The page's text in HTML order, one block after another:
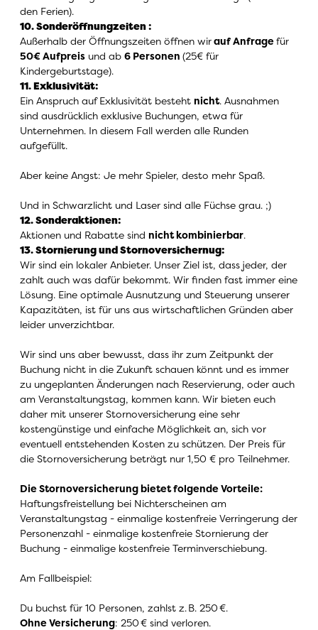
den Ferien).
10. Sonderöffnungzeiten:
Außerhalb der Öffnungszeiten öffnen wirauf Anfragefür
50€ Aufpreis und ab 6 Personen (25€ für
Kindergeburtstage).
11. Exklusivität:
Ein Anspruch auf Exklusivität besteht nicht. Ausnahmen
sind ausdrücklich exklusive Buchungen, etwa für
Unternehmen. In diesem Fall werden alle Runden
aufgefüllt.
Aber keine Angst: Je mehr Spieler, desto mehr Spaß.
Und in Schwarzlicht und Laser sind alle Füchse grau. ;)
12. Sonderaktionen:
Aktionen und Rabatte sind nicht kombinierbar.
13. Stornierung und Stornoversichernug:
Wir sind ein lokaler Anbieter. Unser Ziel ist, dass jeder, der
zahlt auch was dafür bekommt. Wir finden fast immer eine
Lösung. Eine optimale Ausnutzung und Steuerung unserer
Kapazitäten, ist für uns aus wirtschaftlichen Gründen aber
leider unverzichtbar.
Wir sind uns aber bewusst, dass ihr zum Zeitpunkt der
Buchung nicht in die Zukunft schauen könnt und es immer
zu ungeplanten Änderungen nach Reservierung, oder auch
am Veranstaltungstag, kommen kann. Wir bieten euch
daher mit unserer Stornoversicherung eine sehr
kostengünstige und einfache Möglichkeit an, sich vor
eventuell entstehenden Kosten zu schützen. Der Preis für
die Stornoversicherung beträgt nur 1,50 € pro Teilnehmer.
Die Stornoversicherung bietet folgende Vorteile:
Haftungsfreistellung bei Nichterscheinen am
Veranstaltungstag - einmalige kostenfreie Verringerung der
Personenzahl - einmalige kostenfreie Stornierung der
Buchung - einmalige kostenfreie Terminverschiebung.
Am Fallbeispiel:
Du buchst für 10 Personen, zahlst z.B. 250€.
Ohne Versicherung: 250€ sind verloren.